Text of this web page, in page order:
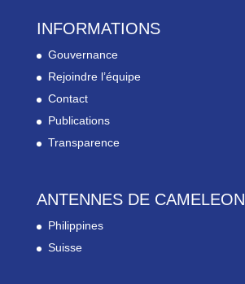
INFORMATIONS
Gouvernance
Rejoindre l’équipe
Contact
Publications
Transparence
ANTENNES DE CAMELEON
Philippines
Suisse